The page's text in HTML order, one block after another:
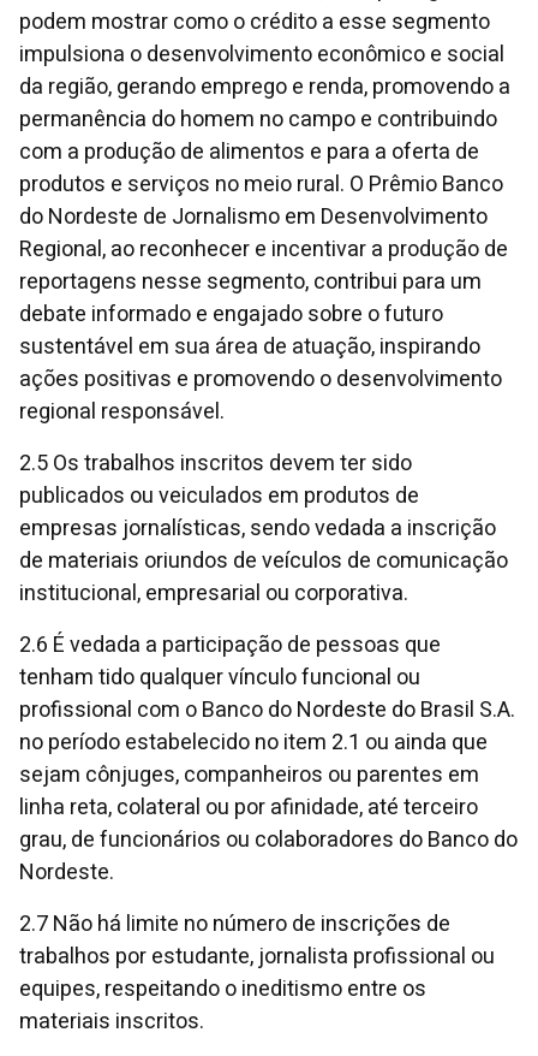
podem mostrar como o crédito a esse segmento
impulsiona o desenvolvimento econômico e social
da região, gerando emprego e renda, promovendo a
permanência do homem no campo e contribuindo
com a produção de alimentos e para a oferta de
produtos e serviços no meio rural. O Prêmio Banco
do Nordeste de Jornalismo em Desenvolvimento
Regional, ao reconhecer e incentivar a produção de
reportagens nesse segmento, contribui para um
debate informado e engajado sobre o futuro
sustentável em sua área de atuação, inspirando
ações positivas e promovendo o desenvolvimento
regional responsável.
2.5 Os trabalhos inscritos devem ter sido
publicados ou veiculados em produtos de
empresas jornalísticas, sendo vedada a inscrição
de materiais oriundos de veículos de comunicação
institucional, empresarial ou corporativa.
2.6 É vedada a participação de pessoas que
tenham tido qualquer vínculo funcional ou
profissional com o Banco do Nordeste do Brasil S.A.
no período estabelecido no item 2.1 ou ainda que
sejam cônjuges, companheiros ou parentes em
linha reta, colateral ou por afinidade, até terceiro
grau, de funcionários ou colaboradores do Banco do
Nordeste.
2.7 Não há limite no número de inscrições de
trabalhos por estudante, jornalista profissional ou
equipes, respeitando o ineditismo entre os
materiais inscritos.